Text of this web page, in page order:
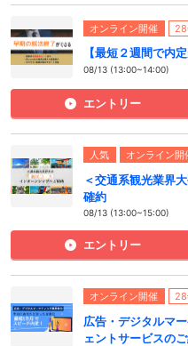
オンライン開催
【最短２週間で内
08/13 (13:00~14:00)
エントリー
人気 オンライン開
＜交通系観光業界
確約
08/13 (13:00~15:00)
エントリー
オンライン開催 28
広告・デジタルマ
ェントサービスのご